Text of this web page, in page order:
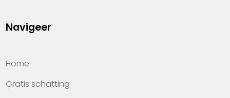
Navigeer
Home
Gratis schatting